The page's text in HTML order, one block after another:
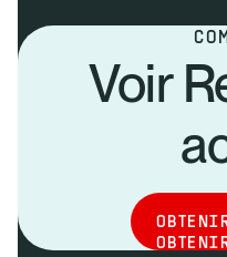
Voir